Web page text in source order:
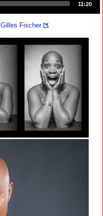
11:20
Gilles Fischer